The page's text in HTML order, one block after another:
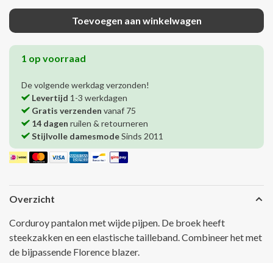
Toevoegen aan winkelwagen
1 op voorraad
De volgende werkdag verzonden!
Levertijd 1-3 werkdagen
Gratis verzenden vanaf 75
14 dagen ruilen & retourneren
Stijlvolle damesmodeSinds 2011
Overzicht
Corduroy pantalon met wijde pijpen. De broek heeft
steekzakken en een elastische tailleband. Combineer het met
de bijpassende Florence blazer.